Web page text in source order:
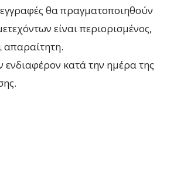
θα πραγματοποιηθούν
είναι περιορισμένος,
απαραίτητη.
κατά την ημέρα της